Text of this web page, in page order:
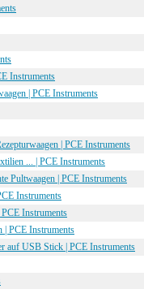
Instruments
| PCE Instruments
| PCE Instruments
... | PCE Instruments
Pultwaagen | PCE Instruments
Instruments
PCE Instruments
| PCE Instruments
auf USB Stick | PCE Instruments